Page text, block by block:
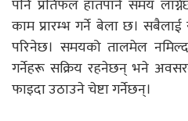
पनि प्रतिफल हातपार्न समय
काम प्रारम्भ गर्ने बेला छ।
परिनेछ। समयको तालमेल
गर्नेहरू सक्रिय रहनेछन् भने
फाइदा उठाउने चेष्टा गर्नेछन्।